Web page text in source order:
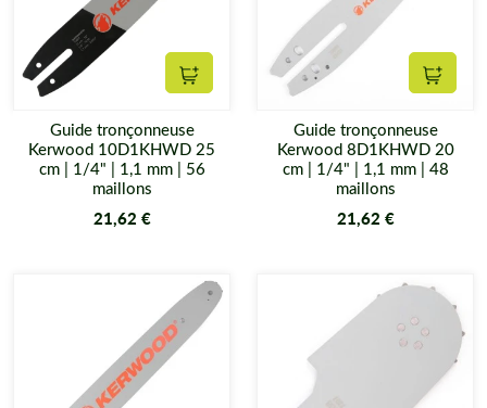
Ajouter au panier
Guide tronçonneuse
Kerwood 10D1KHWD 25
cm | 1/4" | 1,1 mm | 56
maillons
21,62 €
Guide tronçonneuse
Kerwood 8D1KHWD 20
cm | 1/4" | 1,1 mm | 48
maillons
21,62 €